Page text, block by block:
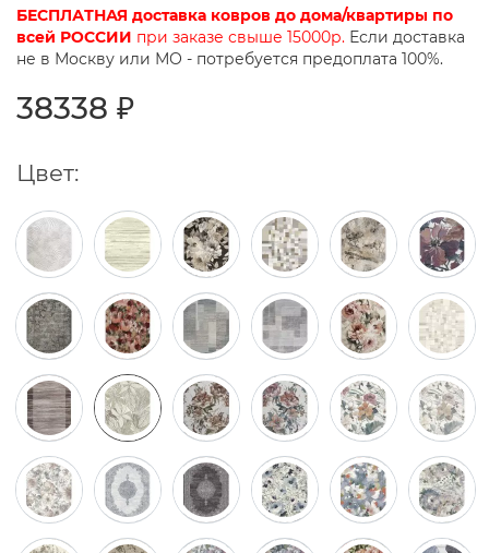
БЕСПЛАТНАЯ доставка ковров до дома/квартиры по
всей РОССИИ при заказе свыше 15000р. Если доставка
не в Москву или МО - потребуется предоплата 100%.
38338 ₽
Цвет: